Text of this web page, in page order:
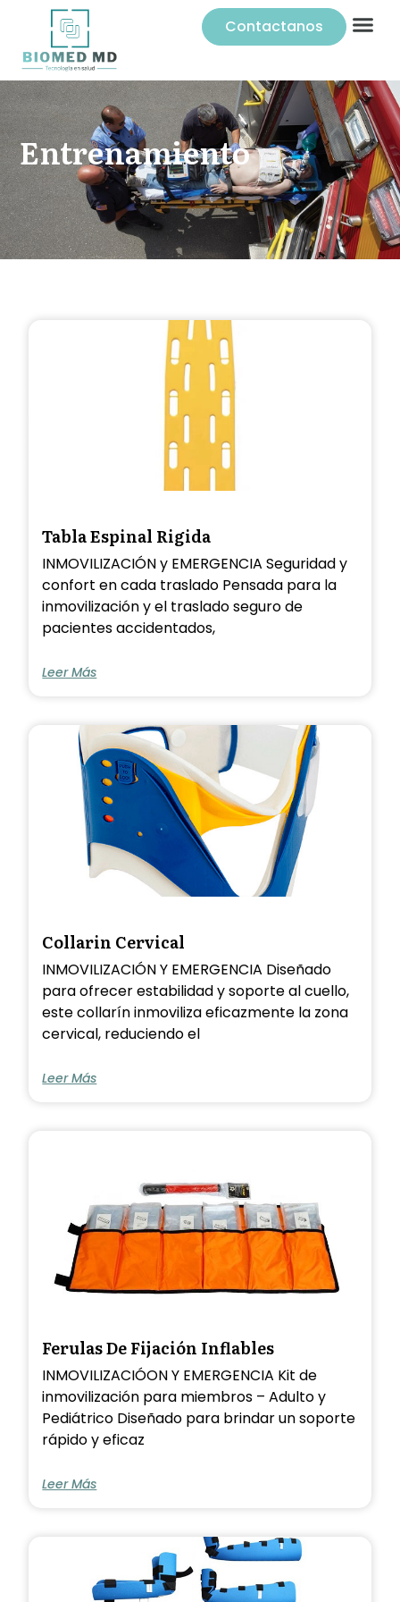
Contactanos
Entrenamiento
Tabla Espinal Rigida
INMOVILIZACIÓN y EMERGENCIA Seguridad y
confort en cada traslado Pensada para la
inmovilización y el traslado seguro de
pacientes accidentados,
Leer Más
Collarin Cervical
INMOVILIZACIÓN Y EMERGENCIA Diseñado
para ofrecer estabilidad y soporte al cuello,
este collarín inmoviliza eficazmente la zona
cervical, reduciendo el
Leer Más
Ferulas De Fijación Inflables
INMOVILIZACIÓON Y EMERGENCIA Kit de
inmovilización para miembros – Adulto y
Pediátrico Diseñado para brindar un soporte
rápido y eficaz
Leer Más